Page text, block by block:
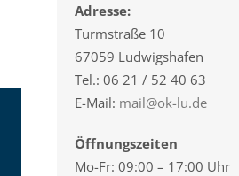
Adresse:
Turmstraße 10
67059 Ludwigshafen
Tel.: 06 21 / 52 40 63
E-Mail: mail@ok-lu.de
Öffnungszeiten
Mo-Fr: 09:00 – 17:00 Uhr